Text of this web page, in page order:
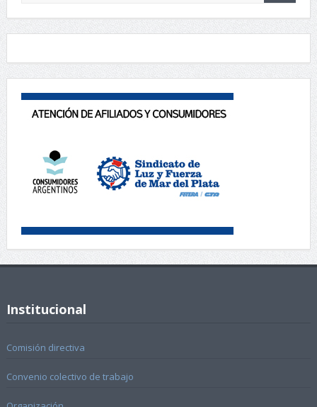
Institucional
Comisión directiva
Convenio colectivo de trabajo